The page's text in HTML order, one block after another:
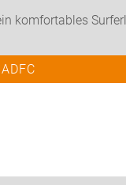
komfortables